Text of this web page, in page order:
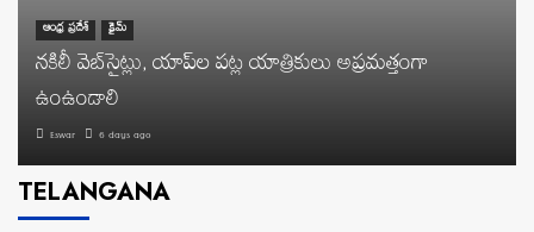
ఆంధ్ర ప్రదేశ్ క్రైమ్
నకిలీ వెబ్‌సైట్లు, యాప్‌ల పట్ల యాత్రికులు అప్రమత్తంగా
ఉంఉండాలి
Eswar 6 days ago
TELANGANA